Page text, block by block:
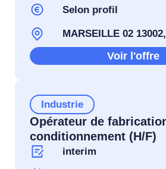
Selon profil
MARSEILLE 02
Voir l'offre
Industrie
Opérateur de
conditionnement (H/F)
interim